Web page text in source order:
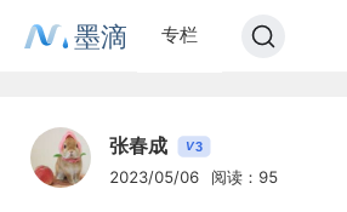
墨滴 专栏
张春成 V3
2023/05/06 阅读：95